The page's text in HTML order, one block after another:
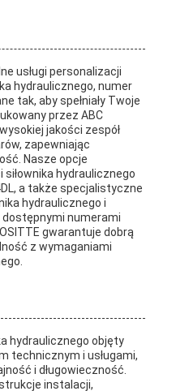
usługi personalizacji
hydraulicznego, numer
tak, aby spełniały Twoje
przez ABC
jakości zespół
zapewniając
Nasze opcje
hydraulicznego
a także specjalistyczne
hydraulicznego i
dostępnymi numerami
gwarantuje dobrą
z wymaganiami
hydraulicznego objęty
technicznym i usługami,
i długowieczność.
instalacji,